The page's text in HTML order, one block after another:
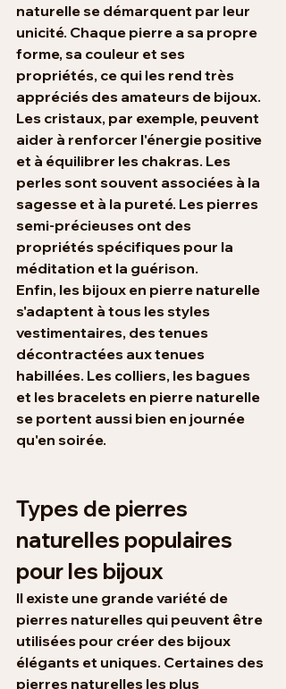
naturelle se démarquent par leur
unicité. Chaque pierre a sa propre
forme, sa couleur et ses
propriétés, ce qui les rend très
appréciés des amateurs de bijoux.
Les cristaux, par exemple, peuvent
aider à renforcer l'énergie positive
et à équilibrer les chakras. Les
perles sont souvent associées à la
sagesse et à la pureté. Les pierres
semi-précieuses ont des
propriétés spécifiques pour la
méditation et la guérison.
Enfin, les bijoux en pierre naturelle
s'adaptent à tous les styles
vestimentaires, des tenues
décontractées aux tenues
habillées. Les colliers, les bagues
et les bracelets en pierre naturelle
se portent aussi bien en journée
qu'en soirée.
Types de pierres
naturelles populaires
pour les bijoux
Il existe une grande variété de
pierres naturelles qui peuvent être
utilisées pour créer des bijoux
élégants et uniques. Certaines des
pierres naturelles les plus